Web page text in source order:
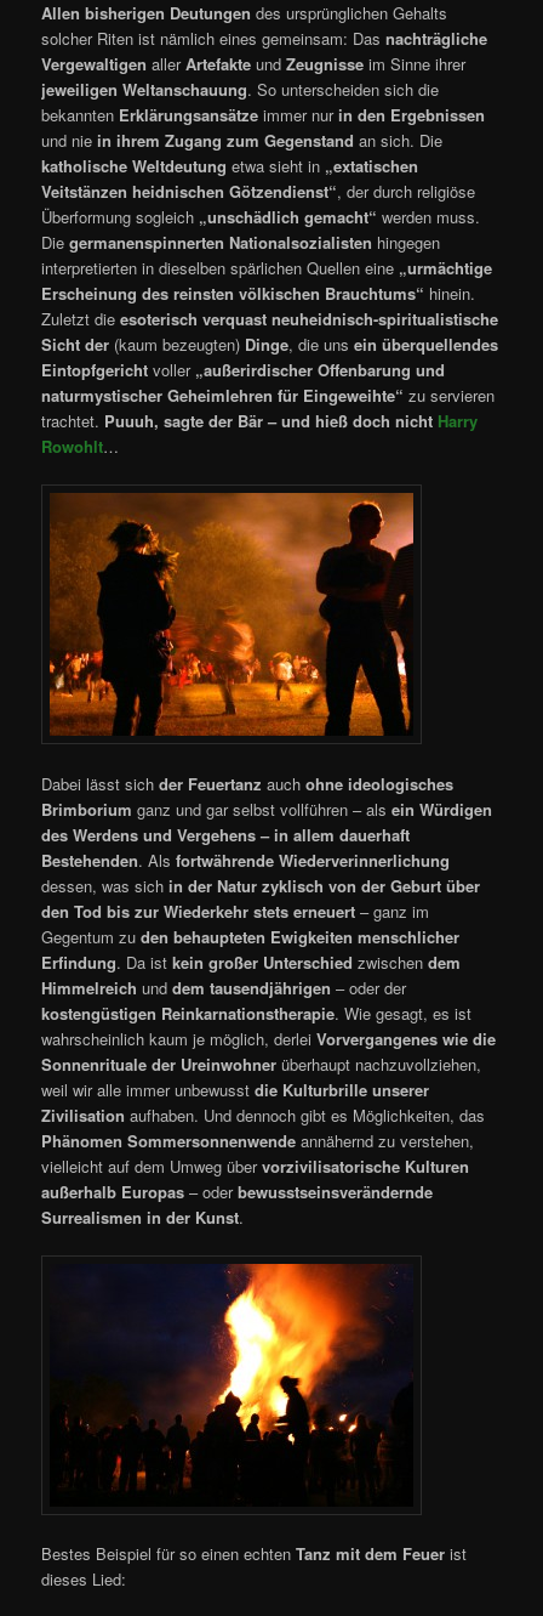
Allen bisherigen Deutungen des ursprünglichen Gehalts
solcher Riten ist nämlich eines gemeinsam: Dasnachträgliche
Vergewaltigen allerArtefakte undZeugnisse im Sinne ihrer
jeweiligen Weltanschauung. So unterscheiden sich die
bekannten Erklärungsansätze immer nur in den Ergebnissen
und nie in ihrem Zugang zum Gegenstand an sich. Die
katholische Weltdeutung etwa sieht in „extatischen
Veitstänzen heidnischen Götzendienst“, der durch religiöse
Überformung sogleich „unschädlich gemacht“ werden muss.
Diegermanenspinnerten Nationalsozialisten hingegen
interpretierten in dieselben spärlichen Quellen eine „urmächtige
Erscheinung des reinsten völkischen Brauchtums“ hinein.
Zuletzt dieesoterisch verquast neuheidnisch-spiritualistische
Sicht der (kaum bezeugten) Dinge, die unsein überquellendes
Eintopfgericht voller „außerirdischer Offenbarung und
naturmystischer Geheimlehren für Eingeweihte“ zu servieren
trachtet. Puuuh, sagte der Bär – und hieß doch nicht Harry
Rowohlt…
Dabei lässt sichder Feuertanz auchohne ideologisches
Brimborium ganz und gar selbst vollführen – alsein Würdigen
des Werdens und Vergehens – in allem dauerhaft
Bestehenden. Alsfortwährende Wiederverinnerlichung
dessen, was sich in der Natur zyklisch von der Geburt über
den Tod bis zur Wiederkehr stets erneuert – ganz im
Gegentum zuden behaupteten Ewigkeiten menschlicher
Erfindung. Da istkein großer Unterschied zwischendem
Himmelreich unddem tausendjährigen – oder der
kostengüstigen Reinkarnationstherapie. Wie gesagt, es ist
wahrscheinlich kaum je möglich, derleiVorvergangenes wie die
Sonnenrituale der Ureinwohner überhaupt nachzuvollziehen,
weil wir alle immer unbewusst die Kulturbrille unserer
Zivilisation aufhaben. Und dennoch gibt es Möglichkeiten, das
Phänomen Sommersonnenwende annähernd zu verstehen,
vielleicht auf dem Umweg übervorzivilisatorische Kulturen
außerhalb Europas – oderbewusstseinsverändernde
Surrealismen in der Kunst.
Bestes Beispiel für so einen echtenTanz mit dem Feuer ist
dieses Lied: